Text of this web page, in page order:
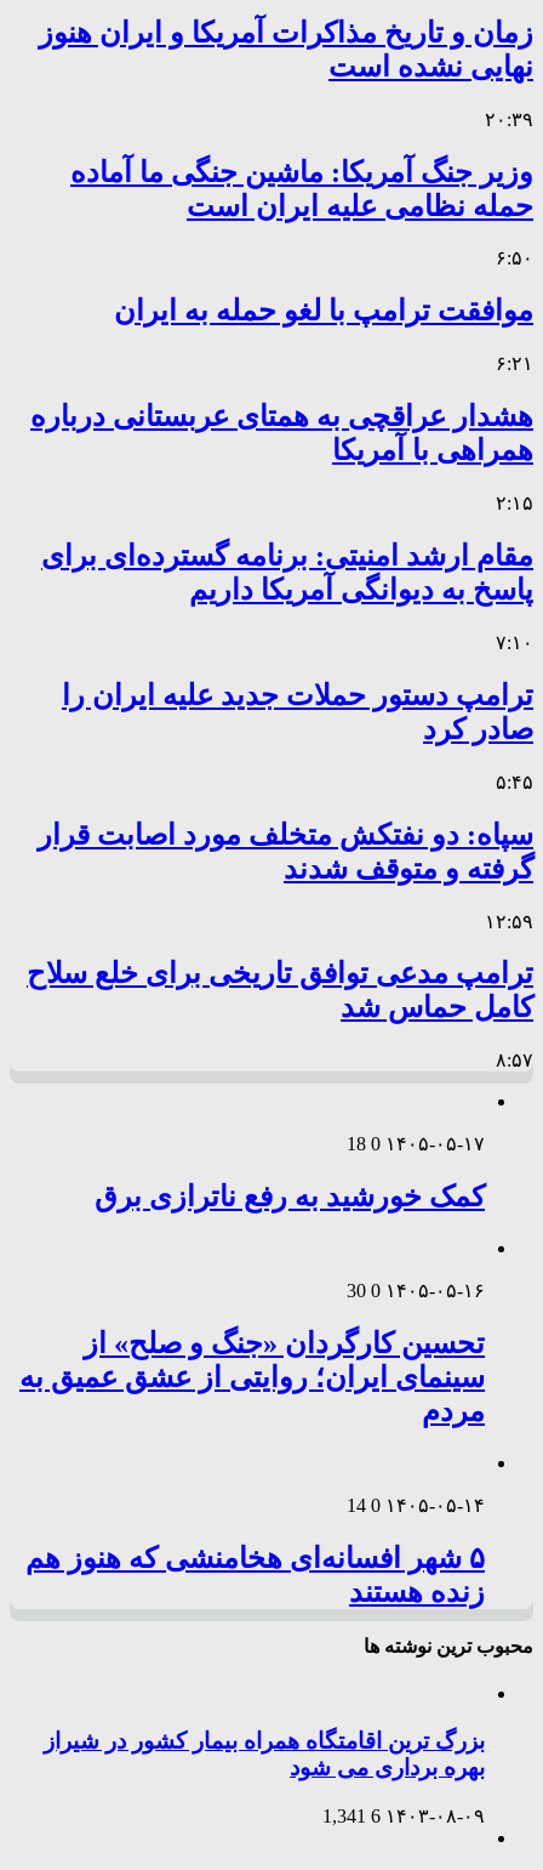
زمان و تاریخ مذاکرات آمریکا و ایران هنوز
نهایی نشده است
۲۰:۳۹
وزیر جنگ آمریکا: ماشین جنگی ما آماده
حمله نظامی علیه ایران است
۶:۵۰
موافقت ترامپ با لغو حمله به ایران
۶:۲۱
هشدار عراقچی به همتای عربستانی درباره
همراهی با آمریکا
۲:۱۵
مقام ارشد امنیتی: برنامه گسترده‌ای برای
پاسخ به دیوانگی آمریکا داریم
۷:۱۰
ترامپ دستور حملات جدید علیه ایران را
صادر کرد
۵:۴۵
سپاه: دو نفتکش متخلف مورد اصابت قرار
گرفته و متوقف شدند
۱۲:۵۹
ترامپ مدعی توافق تاریخی برای خلع سلاح
کامل حماس شد
۸:۵۷
۱۴۰۵-۰۵-۱۷ 0
18
کمک خورشید به رفع ناترازی برق
۱۴۰۵-۰۵-۱۶ 0
30
تحسین کارگردان «جنگ و صلح» از
سینمای ایران؛ روایتی از عشق عمیق به
مردم
۱۴۰۵-۰۵-۱۴ 0
14
۵ شهر افسانه‌ای هخامنشی که هنوز هم
زنده هستند
محبوب ترین نوشته ها
بزرگ ترین اقامتگاه همراه بیمار کشور در شیراز
بهره برداری می شود
۱۴۰۳-۰۸-۰۹ 6
1,341